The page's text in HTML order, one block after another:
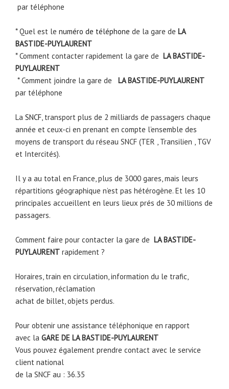
par téléphone
* Quel est le numéro de téléphone de la gare de LA
BASTIDE-PUYLAURENT
* Comment contacter rapidement la gare de LA BASTIDE-
PUYLAURENT
* Comment joindre la gare de
LA BASTIDE-PUYLAURENT
par téléphone
La SNCF , transport plus de 2 milliards de passagers chaque
année et ceux-ci en prenant en compte l’ensemble des
moyens de transport du réseau SNCF (TER , Transilien , TGV
et Intercités).
Il y a au total en France, plus de 3000 gares, mais leurs
répartitions géographique n’est pas hétérogène. Et les 10
principales accueillent en leurs lieux prés de 30 millions de
passagers.
Comment faire pour contacter la gare de LA BASTIDE-
PUYLAURENT rapidement ?
Horaires, train en circulation, information du le trafic,
réservation, réclamation
achat de billet, objets perdus.
Pour obtenir une assistance téléphonique en rapport
avec la GARE DE LA BASTIDE-PUYLAURENT
Vous pouvez également prendre contact avec le service
client national
de la SNCF au : 36.35